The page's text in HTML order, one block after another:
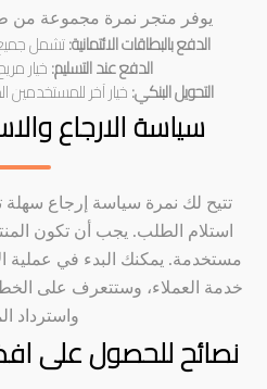
يوفر متجر نمرة مجموعة من
الدفع بالبطاقات الائتمانية:تشمل جميع
الدفع عند التسليم:خيار
التحويل البنكي:خيار آخر للمستخدمين
سياسة الارجاع
استلام الطلب. يجب أن تكون
مستخدمة. يمكنك البدء في عملية
خدمة العملاء، وستتعرف على
واسترداد
نصائح للحصول على